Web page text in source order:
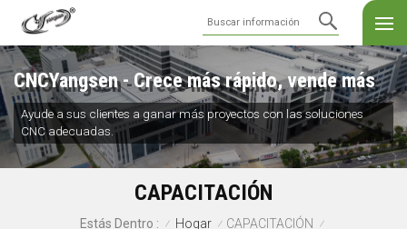
CNCYangsen - Crece más rápido, vende más
Ayude a sus clientes a ganar más proyectos con las soluciones
CNC adecuadas.
CAPACITACIÓN
Estás Dentro : / Hogar / CAPACITACIÓN /